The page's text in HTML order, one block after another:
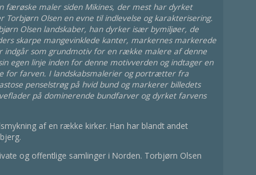
færøske maler siden Mikines, der mest har dyrket
Olsen en evne til indlevelse og karakterisering.
Olsen landskaber, han dyrker især bymiljøer, de
skarpe mangevinklede kanter, markernes markerede
indgår som grundmotiv for en række malere af denne
egen linje inden for denne motivverden og indtager en
for farven. I landskabsmalerier og portrætter fra
penselstrøg på hvid bund og markerer billedets
på dominerende bundfarver og dyrket farvens
af en række kirker. Han har blandt andet
og offentlige samlinger i Norden. Torbjørn Olsen